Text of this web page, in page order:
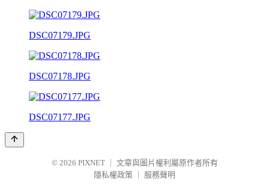
DSC07179.JPG
DSC07178.JPG
DSC07177.JPG
© 2026 PIXNET
文章與圖片權利屬原作者所有
隱私權政策
服務聲明